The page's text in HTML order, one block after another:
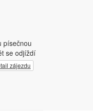
písečnou
se odjíždí
zájezdu